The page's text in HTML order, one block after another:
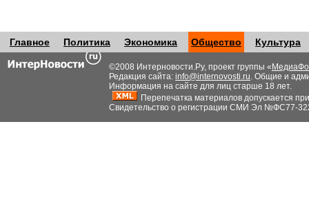
Главное Политика Экономика Общество Культура
©2008 Интерновости.Ру, проект группы «
Редакция сайта: info@internovosti.ru. Общие и
Информация на сайте для лиц старше 18 лет.
Перепечатка материалов допускается
Свидетельство о регистрации СМИ Эл №ФС77-